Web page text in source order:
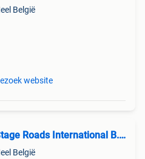
België
website
Stage Roads International B.V.
België